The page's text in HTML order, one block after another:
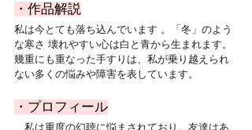
・作品解説
私は今とても落ち込んでいます 。「冬」のよう
な寒さ 壊れやすい心は白と青から生まれます。
幾重にも重なった手すりは、私が乗り越えられ
ない多くの悩みや障害を表しています。
・プロフィール
私は重度の幻聴に悩まされており、友達はあ